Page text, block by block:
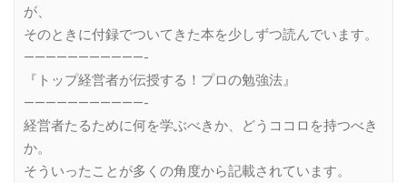
が、
そのときに付録でついてきた本を少しずつ読んでいます。
———————————-
『トップ経営者が伝授する！プロの勉強法』
———————————-
経営者たるために何を学ぶべきか、どうココロを持つべき
か。
そういったことが多くの角度から記載されています。